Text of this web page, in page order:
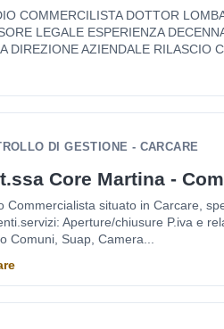
COMMERCILISTA DOTTOR
LEGALE ESPERIENZA
DIREZIONE AZIENDALE RILASCIO
DI GESTIONE - CARCARE
Core Martina -
Commercialista situato in Carcare,
Aperture/chiusure P.iva e
Comuni, Suap, Camera...